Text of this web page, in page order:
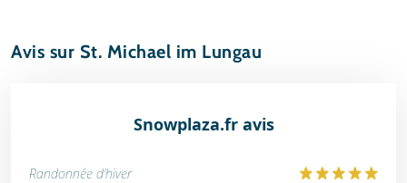
Avis sur St. Michael im Lungau
Snowplaza.fr avis
Randonnée d'hiver